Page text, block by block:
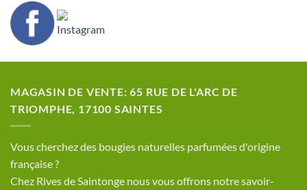
MAGASIN DE VENTE: 65 RUE DE L'ARC DE
TRIOMPHE, 17100 SAINTES
​Vous cherchez des bougies naturelles parfumées d'origine
française ?
Chez Rives de Saintonge nous vous offrons notre savoir-